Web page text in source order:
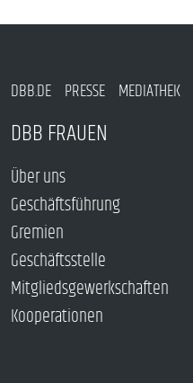
DBB.DE PRESSE MEDIATHEK
DBB FRAUEN
Über uns
Geschäftsführung
Gremien
Geschäftsstelle
Mitgliedsgewerkschaften
Kooperationen